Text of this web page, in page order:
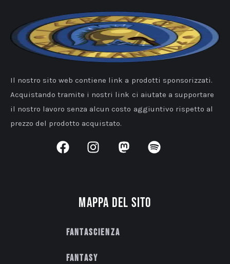
Il nostro sito web contiene link a prodotti sponsorizzati.
Acquistando tramite i nostri link ci aiutate a supportare
il nostro lavoro senza alcun costo aggiuntivo rispetto al
prezzo del prodotto acquistato.
Mappa del sito
Fantascienza
Fantasy